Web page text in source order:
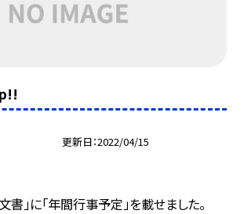
更新日 2022/04/15
書」に「年間行事予定」を載せました。